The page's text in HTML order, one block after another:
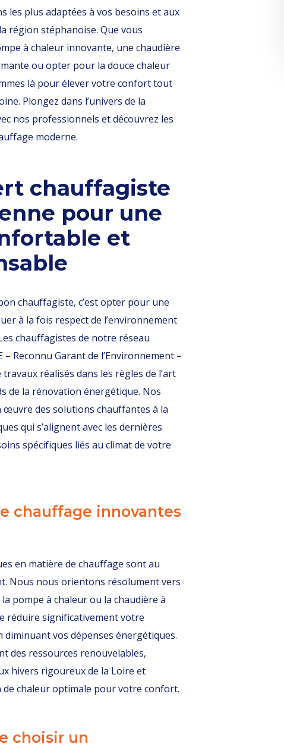
les plus adaptées à vos besoins et aux
région stéphanoise. Que vous
à chaleur innovante, une chaudière
ou opter pour la douce chaleur
là pour élever votre confort tout
Plongez dans l’univers de la
nos professionnels et découvrez les
moderne.
chauffagiste
pour une
et
chauffagiste, c’est opter pour une
à la fois respect de l’environnement
chauffagistes de notre réseau
– Reconnu Garant de l’Environnement –
réalisés dans les règles de l’art
de la rénovation énergétique. Nos
des solutions chauffantes à la
qui s’alignent avec les dernières
spécifiques liés au climat de votre
chauffage innovantes
en matière de chauffage sont au
Nous nous orientons résolument vers
pompe à chaleur ou la chaudière à
réduire significativement votre
vos dépenses énergétiques.
des ressources renouvelables,
hivers rigoureux de la Loire et
chaleur optimale pour votre confort.
choisir un